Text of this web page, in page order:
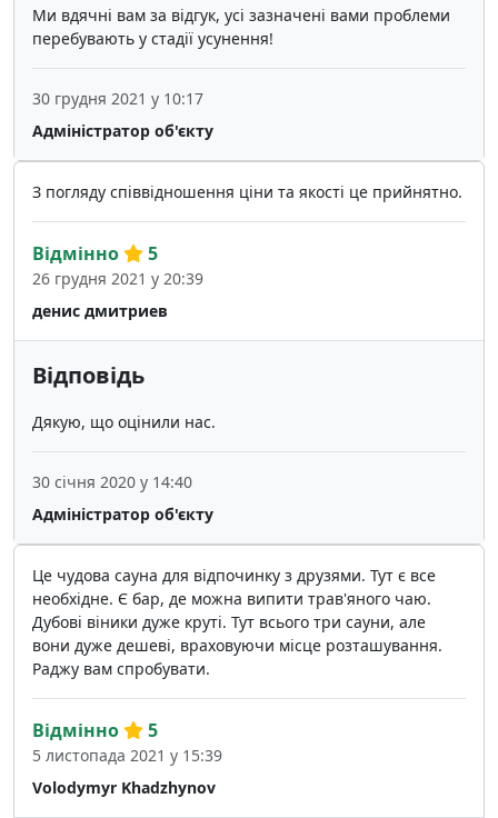
Ми вдячні вам за відгук, усі зазначені вами проблеми
перебувають у стадії усунення!
Адміністратор об'єкту
30 грудня 2021 у 10:17
З погляду співвідношення ціни та якості це прийнятно.
денис дмитриев
Відмінно 5
26 грудня 2021 у 20:39
Відповідь
Дякую, що оцінили нас.
Адміністратор об'єкту
30 січня 2020 у 14:40
Це чудова сауна для відпочинку з друзями. Тут є все
необхідне. Є бар, де можна випити трав'яного чаю.
Дубові віники дуже круті. Тут всього три сауни, але
вони дуже дешеві, враховуючи місце розташування.
Раджу вам спробувати.
Volodymyr Khadzhynov
Відмінно 5
5 листопада 2021 у 15:39